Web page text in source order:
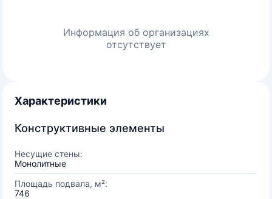
Информация об организациях
отсутствует
Характеристики
Конструктивные элементы
Несущие стены:
Монолитные
Площадь подвала, м²:
746